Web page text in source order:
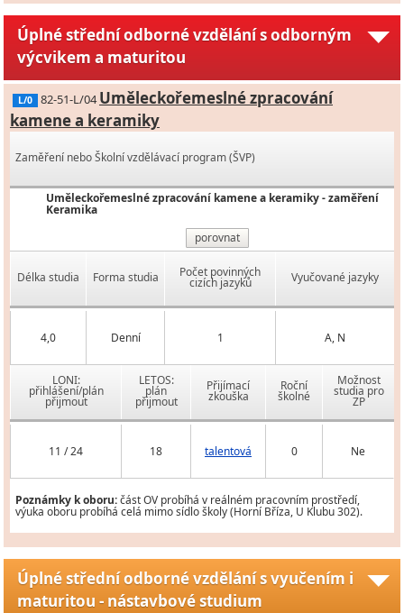
Úplné střední odborné vzdělání s odborným
výcvikem a maturitou
L/0 82-51-L/04 Uměleckořemeslné zpracování
kamene a keramiky
Zaměření nebo Školní vzdělávací program (ŠVP)
Uměleckořemeslné zpracování kamene a keramiky - zaměření
Keramika
porovnat
Délka studia Forma studia Počet povinných
cizích jazyků Vyučované jazyky
4,0 Denní 1 A, N
LONI:
přihlášení/plán
přijmout
LETOS:
plán
přijmout
Přijímací
zkouška
Roční
školné
Možnost
studia pro
ZP
11 / 24 18 talentová 0 Ne
Poznámky k oboru:část OV probíhá v reálném pracovním prostředí,
výuka oboru probíhá celá mimo sídlo školy (Horní Bříza, U Klubu 302).
Úplné střední odborné vzdělání s vyučením i
maturitou - nástavbové studium